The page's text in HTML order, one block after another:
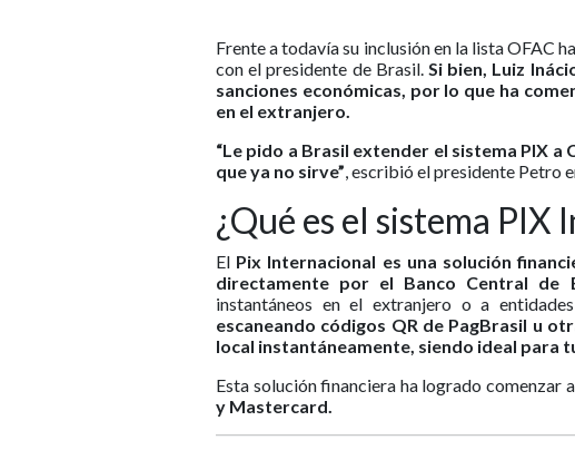
Frente a todavía su inclusión en la lista OFAC
con el presidente de Brasil.Si bien, Luiz
sanciones económicas, por lo que ha
en el extranjero.
“Le pido a Brasil extender el sistema PIX
que ya no sirve”, escribió el presidente Petro
¿Qué es el sistema PIX
El Pix Internacional es una solución
directamente por el Banco Central de
instantáneos en el extranjero o a
escaneando códigos QR de PagBrasil u
local instantáneamente, siendo ideal para
Esta solución financiera ha logrado comenzar a
y Mastercard.